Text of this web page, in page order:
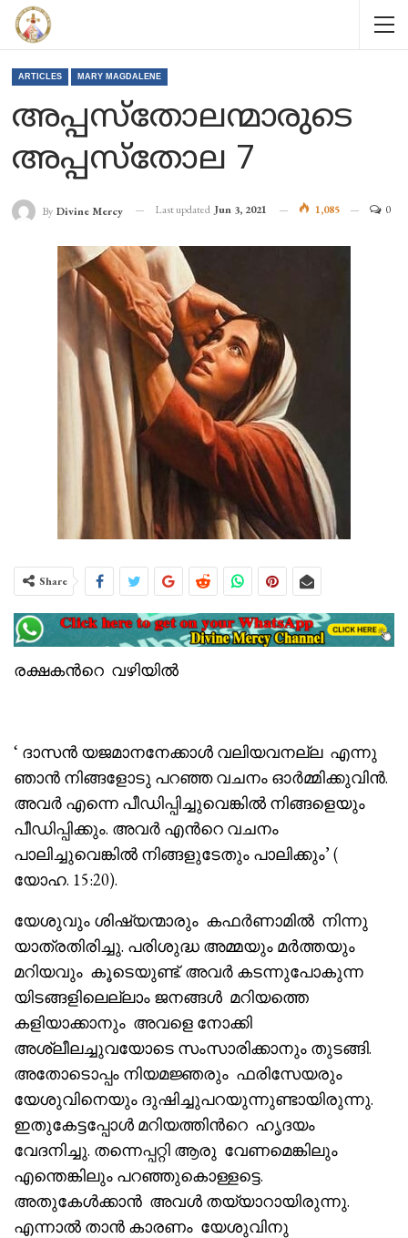
ARTICLES MARY MAGDALENE
അപ്പസ്തോലന്മാരുടെ
അപ്പസ്തോല 7
By Divine Mercy Last updated Jun 3, 2021 1,085 0
Share
രക്ഷകൻറെ വഴിയിൽ
‘ ദാസൻ യജമാനനേക്കാൾ വലിയവനല്ല എന്നു
ഞാൻ നിങ്ങളോടു പറഞ്ഞ വചനം ഓർമ്മിക്കുവിൻ.
അവർ എന്നെ പീഡിപ്പിച്ചുവെങ്കിൽ നിങ്ങളെയും
പീഡിപ്പിക്കും. അവർ എൻറെ വചനം
പാലിച്ചുവെങ്കിൽ നിങ്ങളുടേതും പാലിക്കും’ (
യോഹ. 15:20).
യേശുവും ശിഷ്യന്മാരും കഫർണാമിൽ നിന്നു
യാത്രതിരിച്ചു. പരിശുദ്ധ അമ്മയും മർത്തയും
മറിയവും കൂടെയുണ്ട്. അവർ കടന്നുപോകുന്ന
യിടങ്ങളിലെല്ലാം ജനങ്ങൾ മറിയത്തെ
കളിയാക്കാനും അവളെ നോക്കി
അശ്ലീലച്ചുവയോടെ സംസാരിക്കാനും തുടങ്ങി.
അതോടൊപ്പം നിയമജ്ഞരും ഫരിസേയരും
യേശുവിനെയും ദുഷിച്ചുപറയുന്നുണ്ടായിരുന്നു.
ഇതുകേട്ടപ്പോൾ മറിയത്തിൻറെ ഹൃദയം
വേദനിച്ചു. തന്നെപ്പറ്റി ആരു വേണമെങ്കിലും
എന്തെങ്കിലും പറഞ്ഞുകൊള്ളട്ടെ.
അതുകേൾക്കാൻ അവൾ തയ്യാറായിരുന്നു.
എന്നാൽ താൻ കാരണം യേശുവിനു